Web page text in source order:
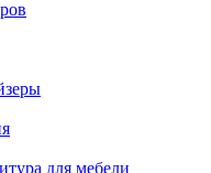
для мебели